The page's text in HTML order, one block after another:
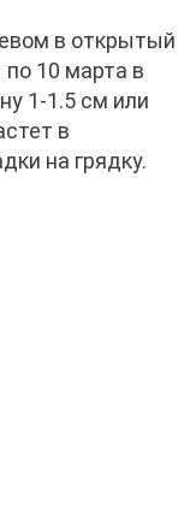
в открытый
10 марта в
1-1.5 см или
в
на грядку.